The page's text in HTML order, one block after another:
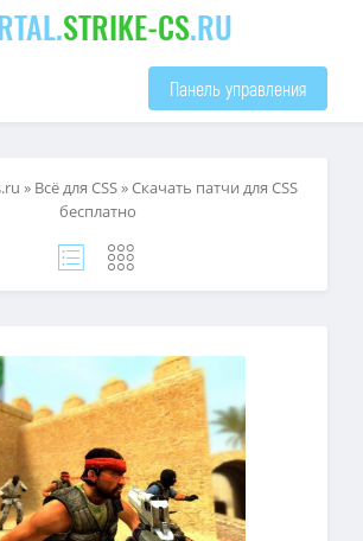
STRIKE-CS.RU
Панель управления
» Всё для CSS» Скачать патчи для CSS
бесплатно